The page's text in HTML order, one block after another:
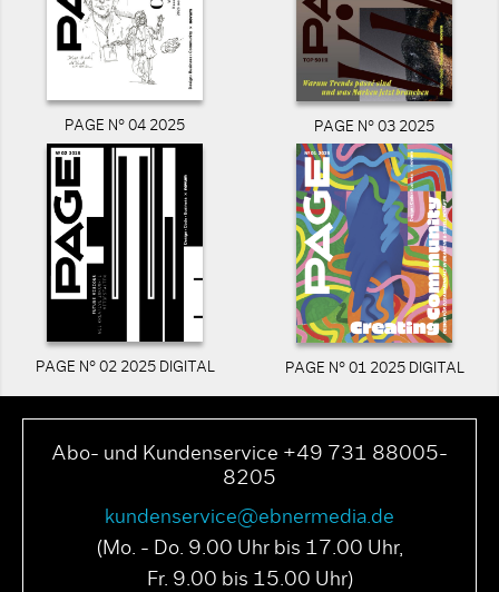
PAGE N° 04 2025 PAGE N° 03 2025
PAGE N° 02 2025 DIGITAL PAGE N° 01 2025 DIGITAL
Abo- und Kundenservice +49 731 88005-
8205
kundenservice@ebnermedia.de
(Mo. - Do. 9.00 Uhr bis 17.00 Uhr,
Fr. 9.00 bis 15.00 Uhr)